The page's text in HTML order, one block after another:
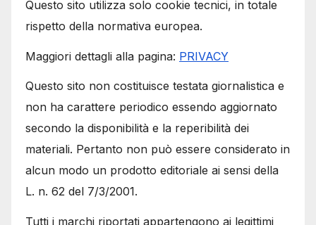
Questo sito utilizza solo cookie tecnici, in totale
rispetto della normativa europea.
Maggiori dettagli alla pagina: PRIVACY
Questo sito non costituisce testata giornalistica e
non ha carattere periodico essendo aggiornato
secondo la disponibilità e la reperibilità dei
materiali. Pertanto non può essere considerato in
alcun modo un prodotto editoriale ai sensi della
L. n. 62 del 7/3/2001.
Tutti i marchi riportati appartengono ai legittimi